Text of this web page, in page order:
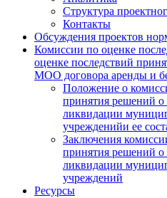
Структура
Контакты
Обсуждения проектов
Комиссии по оценке
оценке последствий
МОО договора аренды и
Положение о
принятия решений о
ликвидации
учрежденийи ее
Заключения
принятия решений о
ликвидации
учреждений
Ресурсы